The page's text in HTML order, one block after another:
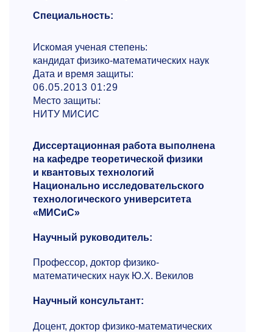
Специальность:
Искомая ученая степень:
кандидат физико-математических наук
Дата и время защиты:
06.05.2013 01:29
Место защиты:
НИТУ МИСИС
Диссертационная работа выполнена
на кафедре теоретической физики
и квантовых технологий
Национально исследовательского
технологического университета
«МИСиС»
Научный руководитель:
Профессор, доктор физико-
математических наук Ю.Х. Векилов
Научный консультант:
Доцент, доктор физико-математических